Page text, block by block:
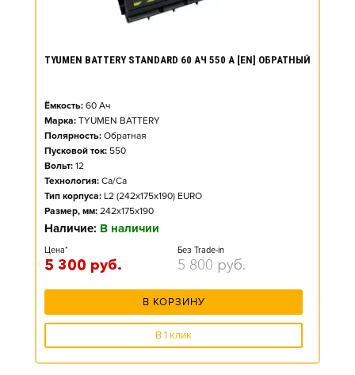
TYUMEN BATTERY STANDARD 60 АЧ 550 А [EN] ОБРАТНЫЙ
Ёмкость: 60 Ач
Марка: TYUMEN BATTERY
Полярность: Обратная
Пусковой ток: 550
Вольт: 12
Технология: Ca/Ca
Тип корпуса: L2 (242x175x190) EURO
Размер, мм: 242x175x190
Наличие: В наличии
Цена*
5 300 руб.
Без Trade-in
5 800 руб.
В КОРЗИНУ
В 1 клик